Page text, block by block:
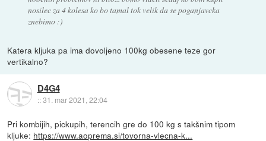
nosilec za 4 kolesa ko bo tamal tok velik da se poganjavcka
znebimo :)
Katera kljuka pa ima dovoljeno 100kg obesene teze gor
vertikalno?
D4G4
::31. mar 2021, 22:04
Pri kombijih, pickupih, terencih gre do 100 kg s takšnim tipom
kljuke: https://www.aoprema.si/tovorna-vlecna-k...